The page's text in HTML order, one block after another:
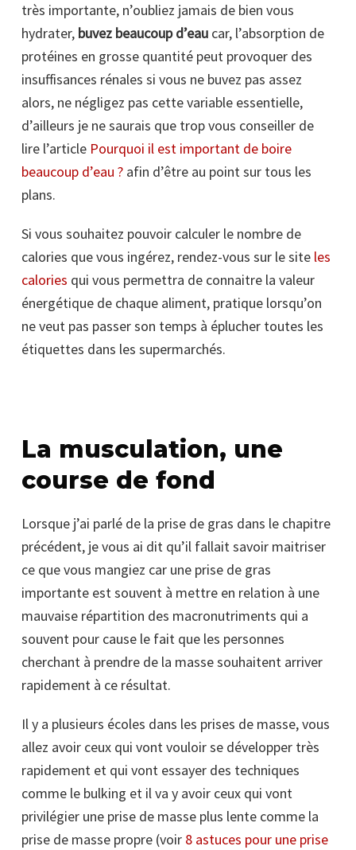
très importante, n’oubliez jamais de bien vous
hydrater, buvez beaucoup d’eau car, l’absorption de
protéines en grosse quantité peut provoquer des
insuffisances rénales si vous ne buvez pas assez
alors, ne négligez pas cette variable essentielle,
d’ailleurs je ne saurais que trop vous conseiller de
lire l’article Pourquoi il est important de boire
beaucoup d’eau ? afin d’être au point sur tous les
plans.
Si vous souhaitez pouvoir calculer le nombre de
calories que vous ingérez, rendez-vous sur le site les
calories qui vous permettra de connaitre la valeur
énergétique de chaque aliment, pratique lorsqu’on
ne veut pas passer son temps à éplucher toutes les
étiquettes dans les supermarchés.
La musculation, une
course de fond
Lorsque j’ai parlé de la prise de gras dans le chapitre
précédent, je vous ai dit qu’il fallait savoir maitriser
ce que vous mangiez car une prise de gras
importante est souvent à mettre en relation à une
mauvaise répartition des macronutriments qui a
souvent pour cause le fait que les personnes
cherchant à prendre de la masse souhaitent arriver
rapidement à ce résultat.
Il y a plusieurs écoles dans les prises de masse, vous
allez avoir ceux qui vont vouloir se développer très
rapidement et qui vont essayer des techniques
comme le bulking et il va y avoir ceux qui vont
privilégier une prise de masse plus lente comme la
prise de masse propre (voir 8 astuces pour une prise